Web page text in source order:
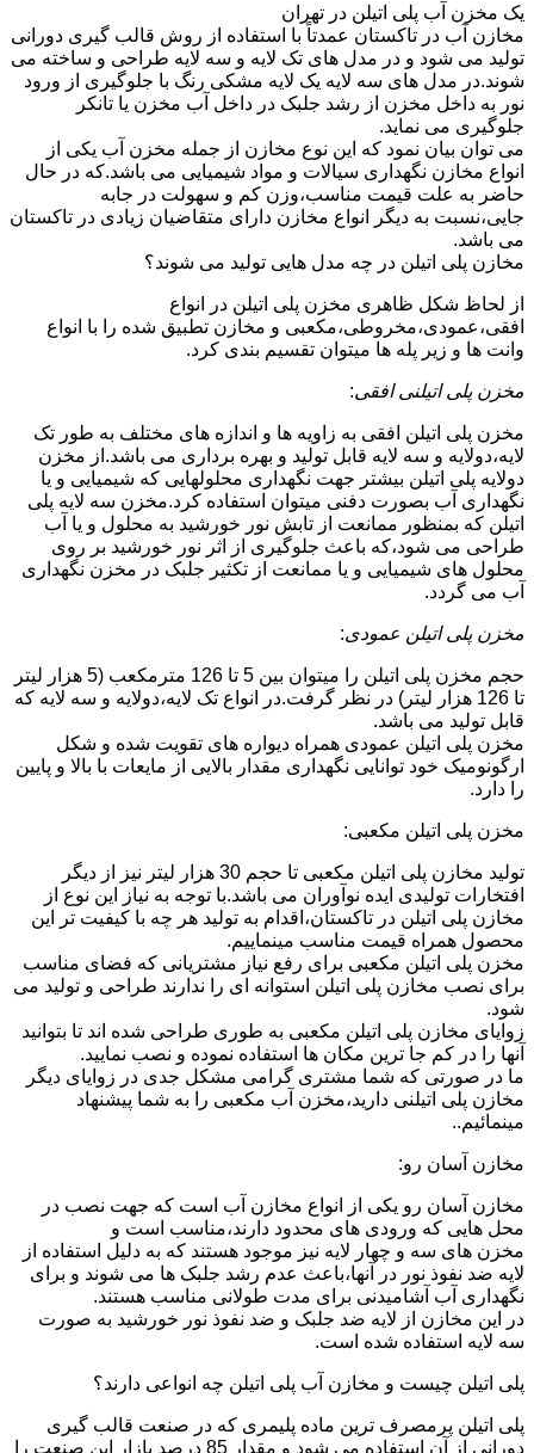
یک مخزن آب پلی اتیلن در تهران
مخازن آب در تاکستان عمدتاً با استفاده از روش قالب گیری دورانی
تولید می شود و در مدل های تک لایه و سه لایه طراحی و ساخته می
شوند.در مدل های سه لایه یک لایه مشکی رنگ با جلوگیری از ورود
نور به داخل مخزن از رشد جلبک در داخل آب مخزن یا تانکر
جلوگیری می نماید.
می توان بیان نمود که این نوع مخازن از جمله مخزن آب یکی از
انواع مخازن نگهداری سیالات و مواد شیمیایی می باشد.که در حال
حاضر به علت قیمت مناسب،وزن کم و سهولت در جابه
جایی،نسبت به دیگر انواع مخازن دارای متقاضیان زیادی در تاکستان
می باشد.
مخازن پلی اتیلن در چه مدل هایی تولید می شوند؟
از لحاظ شکل ظاهری مخزن پلی اتیلن در انواع
افقی،عمودی،مخروطی،مکعبی و مخازن تطبیق شده را با انواع
وانت ها و زیر پله ها میتوان تقسیم بندی کرد.
مخزن پلی اتیلنی افقی:
مخزن پلی اتیلن افقی به زاویه ها و اندازه های مختلف به طور تک
لایه،دولایه و سه لایه قابل تولید و بهره برداری می باشد.از مخزن
دولایه پلی اتیلن بیشتر جهت نگهداری محلولهایی که شیمیایی و یا
نگهداری آب بصورت دفنی میتوان استفاده کرد.مخزن سه لایه پلی
اتیلن که بمنظور ممانعت از تابش نور خورشید به محلول و یا آب
طراحی می شود،که باعث جلوگیری از اثر نور خورشید بر روی
محلول های شیمیایی و یا ممانعت از تکثیر جلبک در مخزن نگهداری
آب می گردد.
مخزن پلی اتیلن عمودی:
حجم مخزن پلی اتیلن را میتوان بین 5 تا 126 مترمکعب (5 هزار لیتر
تا 126 هزار لیتر) در نظر گرفت.در انواع تک لایه،دولایه و سه لایه که
قابل تولید می باشد.
مخزن پلی اتیلن عمودی همراه دیواره های تقویت شده و شکل
ارگونومیک خود توانایی نگهداری مقدار بالایی از مایعات با بالا و پایین
را دارد.
مخزن پلی اتیلن مکعبی:
تولید مخازن پلی اتیلن مکعبی تا حجم 30 هزار لیتر نیز از دیگر
افتخارات تولیدی ایده نوآوران می باشد.با توجه به نیاز این نوع از
مخازن پلی اتیلن در تاکستان،اقدام به تولید هر چه با کیفیت تر این
محصول همراه قیمت مناسب مینماییم.
مخزن پلی اتیلن مکعبی برای رفع نیاز مشتریانی که فضای مناسب
برای نصب مخازن پلی اتیلن استوانه ای را ندارند طراحی و تولید می
شود.
زوایای مخازن پلی اتیلن مکعبی به طوری طراحی شده اند تا بتوانید
آنها را در کم جا ترین مکان ها استفاده نموده و نصب نمایید.
ما در صورتی که شما مشتری گرامی مشکل جدی در زوایای دیگر
مخازن پلی اتیلنی دارید،مخزن آب مکعبی را به شما پیشنهاد
مینمائیم..
مخازن آسان رو:
مخازن آسان رو یکی از انواع مخازن آب است که جهت نصب در
محل هایی که ورودی های محدود دارند،مناسب است و
مخزن های سه و چهار لایه نیز موجود هستند که به دلیل استفاده از
لایه ضد نفوذ نور در آنها،باعث عدم رشد جلبک ها می شوند و برای
نگهداری آب آشامیدنی برای مدت طولانی مناسب هستند.
در این مخازن از لایه ضد جلبک و ضد نفوذ نور خورشید به صورت
سه لایه استفاده شده است.
پلی اتیلن چیست و مخازن آب پلی اتیلن چه انواعی دارند؟
پلی اتیلن پرمصرف ترین ماده پلیمری که در صنعت قالب گیری
دورانی از آن استفاده می شود و مقدار 85 درصد بازار این صنعت را